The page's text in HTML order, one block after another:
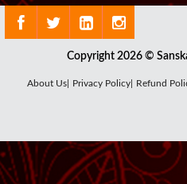
Copyright 2026 ©
About Us| Privacy Policy| Refund